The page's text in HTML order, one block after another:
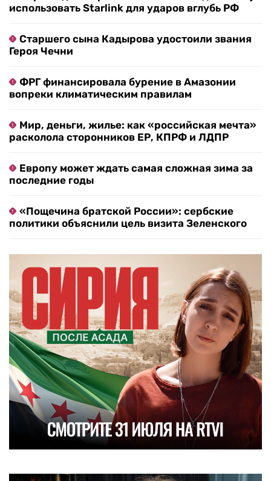
использовать Starlink для ударов вглубь РФ
Старшего сына Кадырова удостоили звания
Героя Чечни
ФРГ финансировала бурение в Амазонии
вопреки климатическим правилам
Мир, деньги, жилье: как «российская мечта»
расколола сторонников ЕР, КПРФ и ЛДПР
Европу может ждать самая сложная зима за
последние годы
«Пощечина братской России»: сербские
политики объяснили цель визита Зеленского